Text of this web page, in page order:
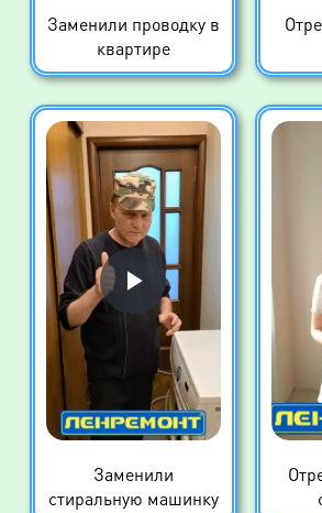
Заменили проводку в
квартире
Заменили
стиральную машинку